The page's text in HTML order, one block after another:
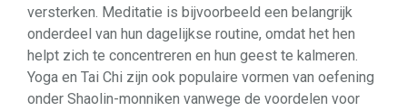
versterken. Meditatie is bijvoorbeeld een belangrijk
onderdeel van hun dagelijkse routine, omdat het hen
helpt zich te concentreren en hun geest te kalmeren.
Yoga en Tai Chi zijn ook populaire vormen van oefening
onder Shaolin-monniken vanwege de voordelen voor